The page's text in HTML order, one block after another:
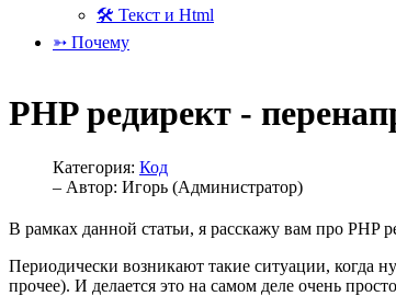
🛠 Текст и Html
➳ Почему
PHP редирект -
Категория: Код
– Автор: Игорь (Администратор)
В рамках данной статьи, я расскажу вам про PHP
Периодически возникают такие ситуации, когда
прочее). И делается это на самом деле очень